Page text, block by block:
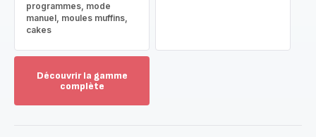
programmes, mode
manuel, moules muffins,
cakes
Découvrir la gamme
complète